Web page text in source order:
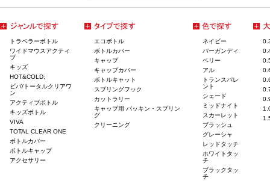
トラベラーボトル
ワイドマウスアクティ
ブ
キッズ
HOT&COLD;
ビバ/トータルクリアワ
ン
アクティブボトル
キッズボトル
VIVA
TOTAL CLEAR ONE
ボトルカバー
ボトルキャップ
アクセサリー
エコボトル
ボトルカバー
キャップ
キャップカバー
ボトルキャット
スプリングフック
カットラリー
キャップ用 パッキン・スプリン
グ
クリーニング
ネイビー
バーガンディ
ベリー
アル
トランスパレ
ント
シェード
ミッドナイト
スカーレット
ブラッシュ
グレーシャ
レッドタッチ
ホワイトタッ
チ
ブラックタッ
チ